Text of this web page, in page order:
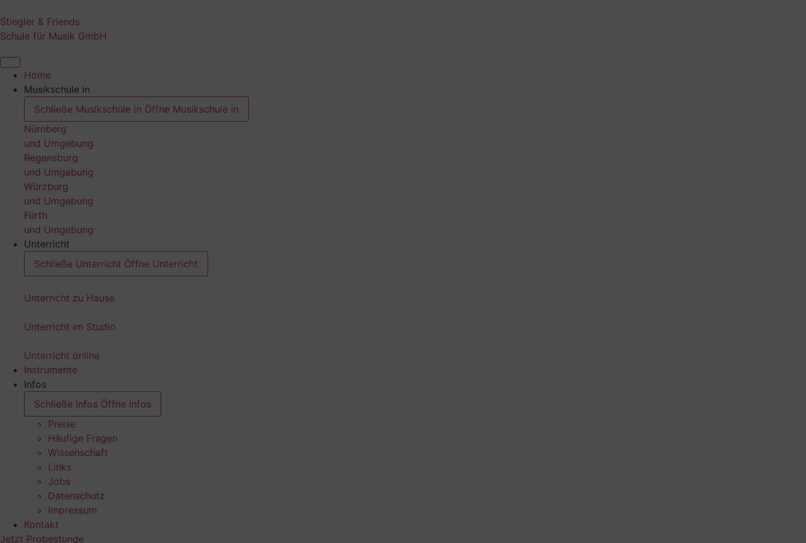
Inhalt
springen
Stiegler & Friends
Schule für Musik GmbH
Home
Musikschule in
Schließe Musikschule in Öffne Musikschule in
Nürnberg
und Umgebung
Regensburg
und Umgebung
Würzburg
und Umgebung
Fürth
und Umgebung
Unterricht
Schließe Unterricht Öffne Unterricht
Unterricht zu Hause
Unterricht im Studio
Unterricht online
Instrumente
Infos
Schließe Infos Öffne Infos
Preise
Häufige Fragen
Wissenschaft
Links
Jobs
Datenschutz
Impressum
Kontakt
Jetzt Probestunde